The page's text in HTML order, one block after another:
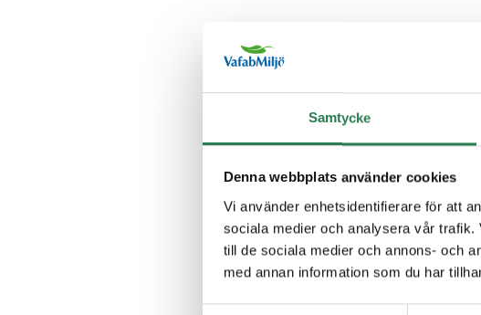
Samtycke
Denna webbplats använder cookies
Vi använder enhetsidentifierare för att
sociala medier och analysera vår trafik.
till de sociala medier och annons- och
med annan information som du har
Frågor och svar om
Med hur mycket höjs taxan
Varför höjs taxan?